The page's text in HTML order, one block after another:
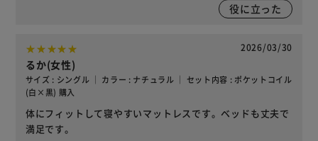
役に立った
2026/03/30
るか(女性)
サイズ : シングル ｜ カラー : ナチュラル ｜ セット内容 : ポケットコイル
(白×黒) 購入
体にフィットして寝やすいマットレスです。ベッドも丈夫で
満足です。